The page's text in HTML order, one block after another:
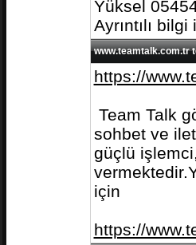
Yüksel
Ayrıntılı
www.teamtalk.com.tr
https://
Team Talk
sohbet ve
güçlü
için
https://